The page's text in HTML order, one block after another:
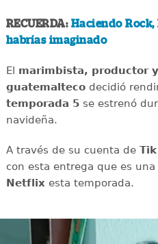
RECUERDA: Haciendo
habrías imaginado
El marimbista, productor
guatemaltecodecidió
temporada 5se estrenó
navideña.
A través de su cuenta de Tik
con esta entrega que es
Netflix esta temporada.